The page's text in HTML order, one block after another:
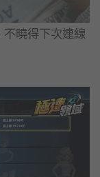
不曉得下次連線